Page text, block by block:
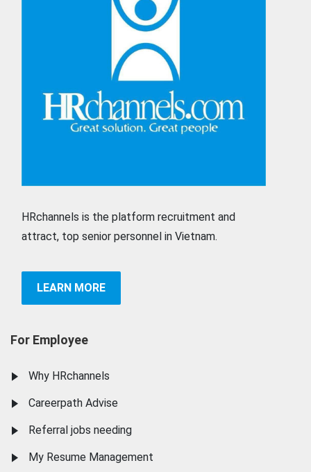
HRchannels is the platform recruitment and
attract, top senior personnel in Vietnam.
LEARN MORE
For Employee
Why HRchannels
Careerpath Advise
Referral jobs needing
My Resume Management